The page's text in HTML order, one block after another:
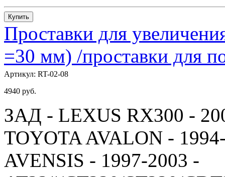
Купить
Проставки для
=30 мм) /проставки для
Артикул: RT-02-08
4940 руб.
ЗАД - LEXUS RX300 -
TOYOTA AVALON -
AVENSIS - 1997-2003 -